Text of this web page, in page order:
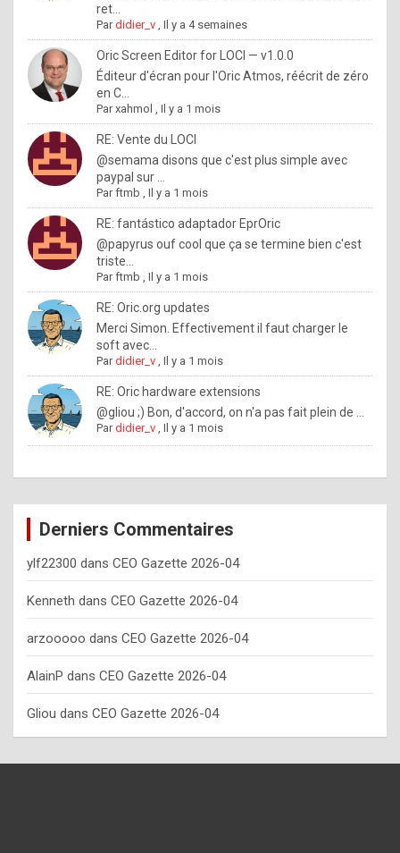
.
I
f
y
u
w
a
n
t
o
n
o
w
h
o
w
o
t
e
n
y
o
u
s
h
ret...
Pardidier_v ,Il y a 4 semaines
Oric Screen Editor for LOCI — v1.0.0
Éditeur d'écran pour l'Oric Atmos, réécrit de zéro
en C...
Parxahmol ,Il y a 1 mois
RE: Vente du LOCI
@semama disons que c'est plus simple avec
paypal sur ...
Parftmb ,Il y a 1 mois
RE: fantástico adaptador EprOric
@papyrus ouf cool que ça se termine bien c'est
triste...
Parftmb ,Il y a 1 mois
RE: Oric.org updates
Merci Simon. Effectivement il faut charger le
soft avec...
Pardidier_v ,Il y a 1 mois
RE: Oric hardware extensions
@gliou ;) Bon, d'accord, on n'a pas fait plein de ...
Pardidier_v ,Il y a 1 mois
Derniers Commentaires
ylf22300 dans CEO Gazette 2026-04
Kenneth dans CEO Gazette 2026-04
arzooooo dans CEO Gazette 2026-04
AlainP dans CEO Gazette 2026-04
Gliou dans CEO Gazette 2026-04